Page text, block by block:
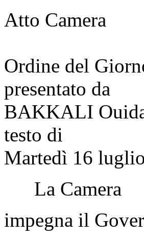
Atto Camera
Ordine del
presentato da
BAKKALI
testo di
Martedì 16
La Camera
impegna il